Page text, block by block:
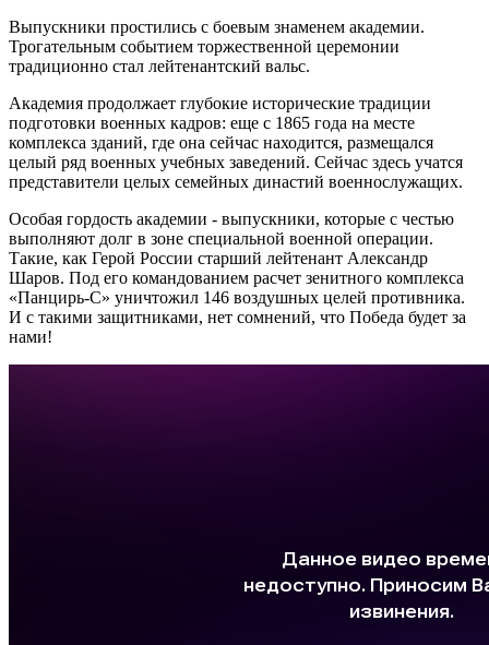
Выпускники простились с боевым знаменем академии.
Трогательным событием торжественной церемонии
традиционно стал лейтенантский вальс.
Академия продолжает глубокие исторические традиции
подготовки военных кадров: еще с 1865 года на месте
комплекса зданий, где она сейчас находится, размещался
целый ряд военных учебных заведений. Сейчас здесь учатся
представители целых семейных династий военнослужащих.
Особая гордость академии - выпускники, которые с честью
выполняют долг в зоне специальной военной операции.
Такие, как Герой России старший лейтенант Александр
Шаров. Под его командованием расчет зенитного комплекса
«Панцирь‑С» уничтожил 146 воздушных целей противника.
И с такими защитниками, нет сомнений, что Победа будет за
нами!